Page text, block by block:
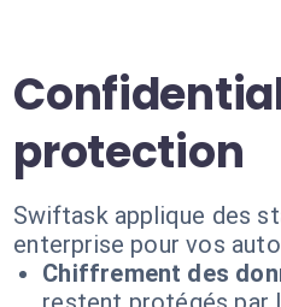
protection
Swiftask applique des
enterprise pour vos
Chiffrement des